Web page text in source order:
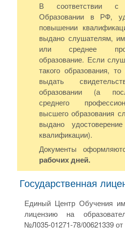
В соответствии
Образовании в РФ,
повышении
выдано слушателям,
или среднее
образование. Если
такого образования,
выдать
образовании (а
среднего
высшего образования
выдано
квалификации).
Документы
рабочих дней.
Государственная
Единый Центр Обучения
лицензию на
№Л035-01271-78/00621339 от